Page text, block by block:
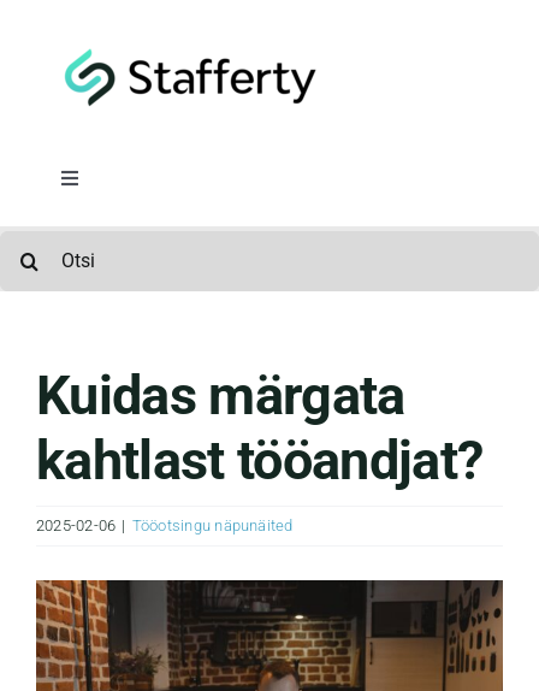
Toggle
Konsulteerimine
Meist
Kontakt
Kuidas märgata
kahtlast tööandjat?
2025-02-06 | Tööotsingu näpunäited